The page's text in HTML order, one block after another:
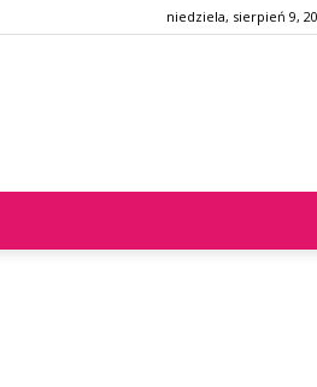
niedziela, sierpień 9,